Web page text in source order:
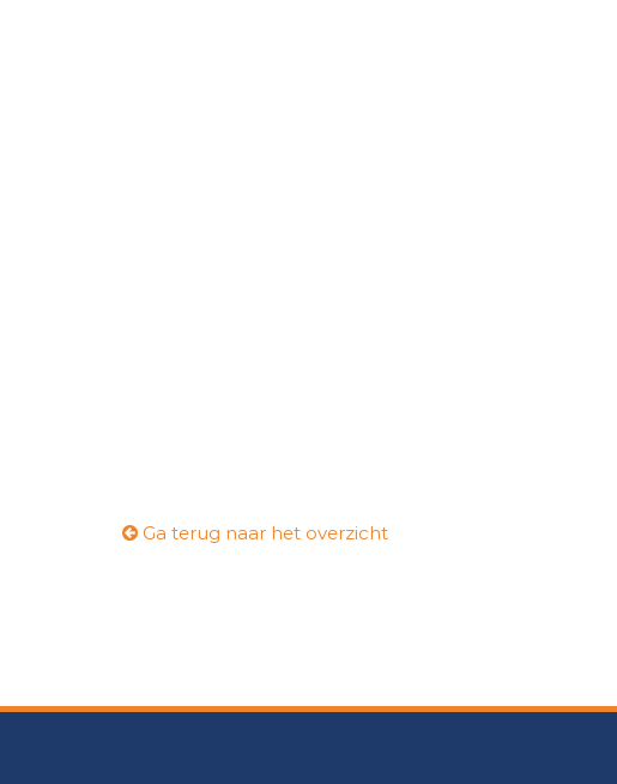
Ga terug naar het overzicht